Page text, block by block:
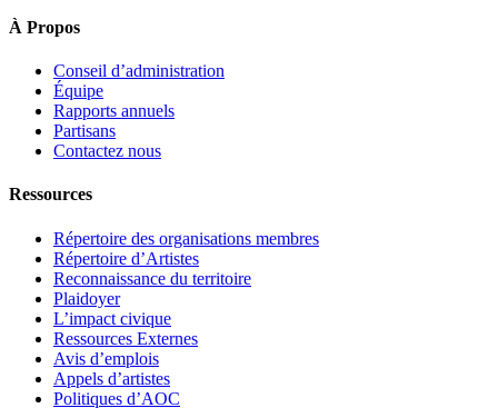
À Propos
Conseil d’administration
Équipe
Rapports annuels
Partisans
Contactez nous
Ressources
Répertoire des organisations membres
Répertoire d’Artistes
Reconnaissance du territoire
Plaidoyer
L’impact civique
Ressources Externes
Avis d’emplois
Appels d’artistes
Politiques d’AOC